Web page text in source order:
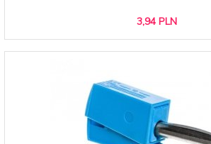
3,94 PLN